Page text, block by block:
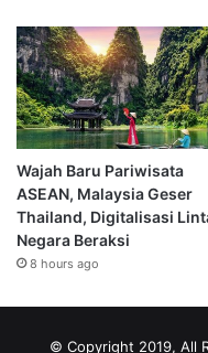
Wajah Baru Pariwisata
ASEAN, Malaysia Geser
Thailand, Digitalisasi
Negara Beraksi
8 hours ago
© Copyright 2019, All